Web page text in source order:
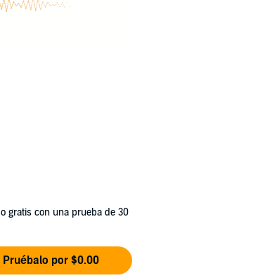
o gratis con una prueba de 30
Pruébalo por $0.00